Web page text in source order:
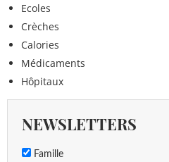
Ecoles
Crèches
Calories
Médicaments
Hôpitaux
NEWSLETTERS
Famille